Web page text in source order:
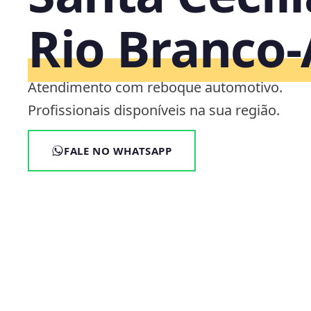
Rio
Atendimento com reboque automotivo.
Profissionais disponíveis na sua região.
FALE NO WHATSAPP